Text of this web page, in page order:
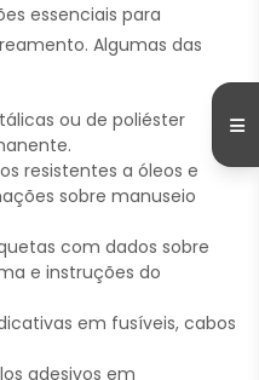
essenciais para
Algumas das
ou de poliéster
resistentes a óleos e
sobre manuseio
com dados sobre
e instruções do
em fusíveis, cabos
adesivos em